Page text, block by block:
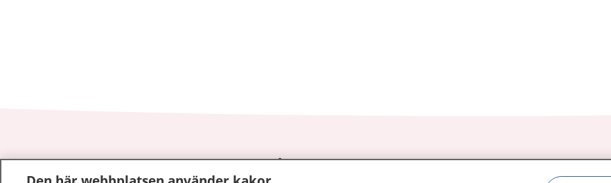
1177–tryggt om din hälsa och vård